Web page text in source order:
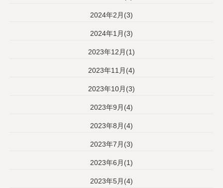
2024年2月(3)
2024年1月(3)
2023年12月(1)
2023年11月(4)
2023年10月(3)
2023年9月(4)
2023年8月(4)
2023年7月(3)
2023年6月(1)
2023年5月(4)